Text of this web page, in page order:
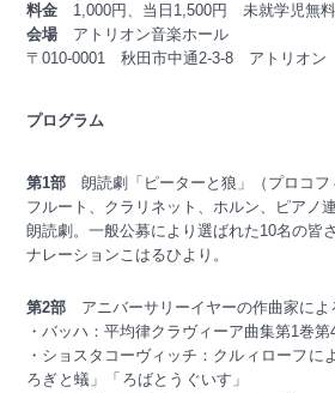
料金 1,000円、当日1,500円 未就学児無料
会場 アトリオン音楽ホール
〒010-0001 秋田市中通2-3-8 アトリオン
プログラム
第1部 朗読劇「ピーターと狼」（プロコフ
フルート、クラリネット、ホルン、ピアノ
朗読劇。一般公募により選ばれた10名の皆
ナレーションこはるひより。
第2部 アニバーサリーイヤーの作曲家によ
・バッハ： 平均律クラヴィーア曲集第1巻第
・ショスタコーヴィッチ： クルィローフに
ろぎと蟻」「ろばとうぐいす」